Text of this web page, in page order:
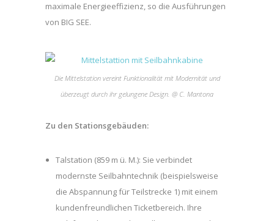
maximale Energieeffizienz, so die Ausführungen
von BIG SEE.
Die Mittelstation vereint Funktionalität mit Modernität und
überzeugt durch ihr gelungene Design. @ C. Mantona
Zu den Stationsgebäuden:
Talstation (859 m ü. M.): Sie verbindet
modernste Seilbahntechnik (beispielsweise
die Abspannung für Teilstrecke 1) mit einem
kundenfreundlichen Ticketbereich. Ihre